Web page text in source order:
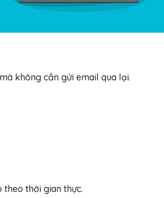
không cần gửi email qua lại.
theo thời gian thực.